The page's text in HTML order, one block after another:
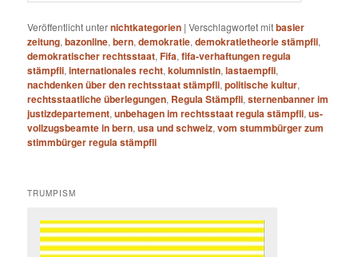
Veröffentlicht unternichtkategorien |Verschlagwortet mitbasler
zeitung,bazonline,bern,demokratie,demokratietheorie stämpfli,
demokratischer rechtsstaat,Fifa,fifa-verhaftungen regula
stämpfli,internationales recht,kolumnistin,lastaempfli,
nachdenken über den rechtsstaat stämpfli,politische kultur,
rechtsstaatliche überlegungen, Regula Stämpfli,sternenbanner im
justizdepartement,unbehagen im rechtsstaat regula stämpfli,us-
vollzugsbeamte in bern,usa und schweiz,vom stummbürger zum
stimmbürger regula stämpfli
TRUMPISM